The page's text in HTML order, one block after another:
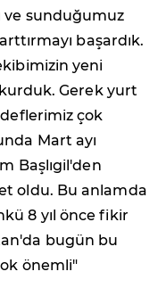
ve sunduğumuz
başardık.
yeni
Gerek yurt
çok
Mart ayı
Başlıgil'den
oldu. Bu anlamda
8 yıl önce fikir
bugün bu
önemli"